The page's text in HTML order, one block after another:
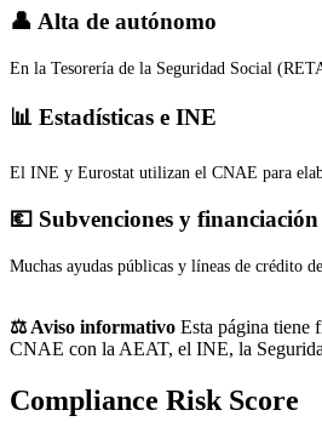
👤 Alta de autónomo
En la Tesorería de la Seguridad Social
📊 Estadísticas e INE
El INE y Eurostat utilizan el CNAE para
💶 Subvenciones y financiación
Muchas ayudas públicas y líneas de crédito
⚖️ Aviso informativo Esta página tiene
CNAE con la AEAT, el INE, la
Compliance Risk Score